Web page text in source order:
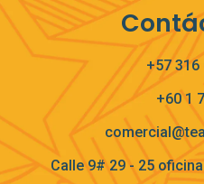
+57 316
+60 1
Calle 9# 29 - 25